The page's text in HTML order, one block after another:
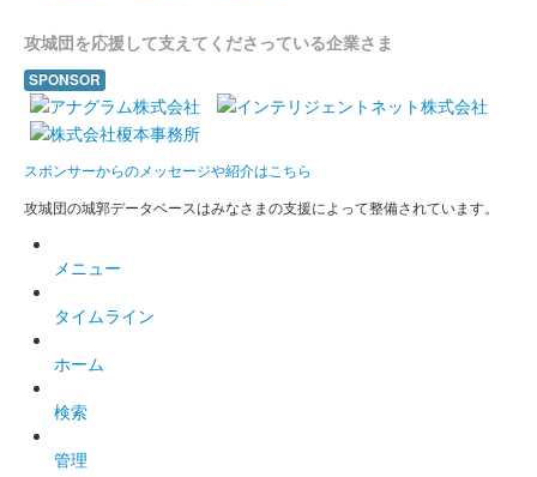
城」ブースで販売された御城印。100枚限定。
墨箔印 江戸城 慶長度天守
販売終了
2025年12月20、21日に開催されたお城EXPO 2025で販売された
御城印。
江戸城 御城印
200枚限定。令和7年7月7日の777ゾロ目記念版。大阪お城フェス
2025で至誠堂ブースにて販売されたのち、渋沢×北区 飛鳥山 お
みやげ館で販売された。
攻城団を応援して支えてくださっている企業さま
SPONSOR
スポンサーからのメッセージや紹介はこちら
攻城団の城郭データベースはみなさまの支援によって整備されています。
メニュー
タイムライン
ホーム
検索
管理